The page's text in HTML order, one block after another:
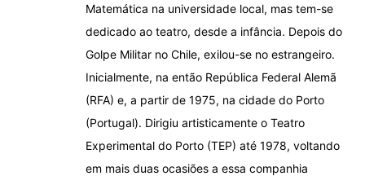
Matemática na universidade local, mas tem-se
dedicado ao teatro, desde a infância. Depois do
Golpe Militar no Chile, exilou-se no estrangeiro.
Inicialmente, na então República Federal Alemã
(RFA) e, a partir de 1975, na cidade do Porto
(Portugal). Dirigiu artisticamente o Teatro
Experimental do Porto (TEP) até 1978, voltando
em mais duas ocasiões a essa companhia